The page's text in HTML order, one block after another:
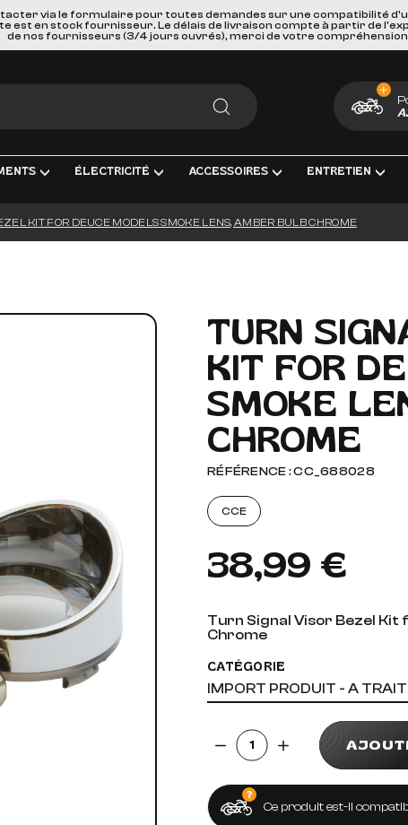
via le formulaire pour toutes demandes sur une compatibilité
est en stock fournisseur. Le délais de livraison compte à partir de
de nos fournisseurs (3/4 jours ouvrés), merci de votre compréhension
RECHERCHER
COMPLÈTE
ÉLECTRICITÉ
ET MESURE
ACCESSOIRES
BAGAGERIE
PAREBRISES ET CARENAGES
AUDIO, VIDÉO ET FIXATIONS
ENTRETIEN
HUILES, PRODUIT CHIMIQUES ET
BOUGIES D'ALLUMAGE
BATTERIES
OUTILLAGE
VISSERIE
GOODIES
KIT FOR DEUCE MODELS SMOKE LENS, AMBER BULB CHROME
TURN
KIT FOR
SMOKE
CHROME
RÉFÉRENCE : CC_688028
CCE
38,99 €
Turn Signal Visor Bezel Kit
Chrome
CATÉGORIE
IMPORT PRODUIT - A
Quantité
Ce produit est-il